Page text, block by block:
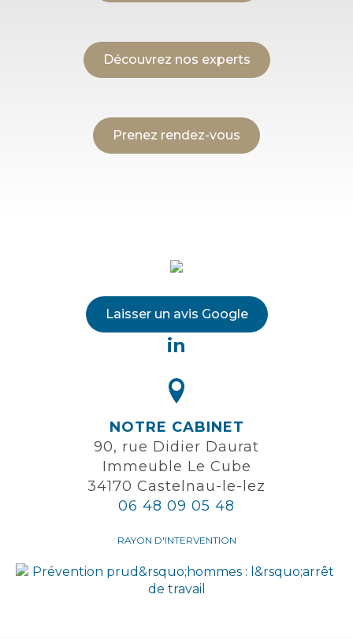
Découvrez nos experts
Prenez rendez-vous
Laisser un avis Google
in
NOTRE CABINET
90, rue Didier Daurat
Immeuble Le Cube
34170 Castelnau-le-lez
06 48 09 05 48
RAYON D'INTERVENTION